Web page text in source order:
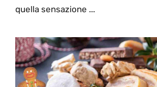
quella sensazione ...